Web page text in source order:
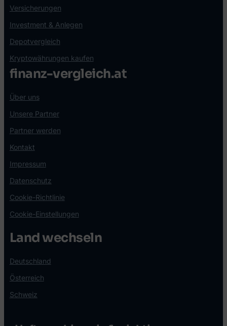
Versicherungen
Investment & Anlegen
Depotvergleich
Kryptowährungen kaufen
finanz-vergleich.at
Über uns
Unsere Partner
Partner werden
Kontakt
Impressum
Datenschutz
Cookie-Richtlinie
Cookie-Einstellungen
Land wechseln
Deutschland
Österreich
Schweiz